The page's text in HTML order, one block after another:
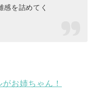
感を詰めてく
お姉ちゃん！